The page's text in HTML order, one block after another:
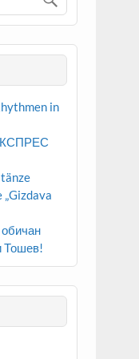
in
обичан
Тошев!